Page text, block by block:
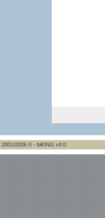
2001/2026 © - biKING v4.0